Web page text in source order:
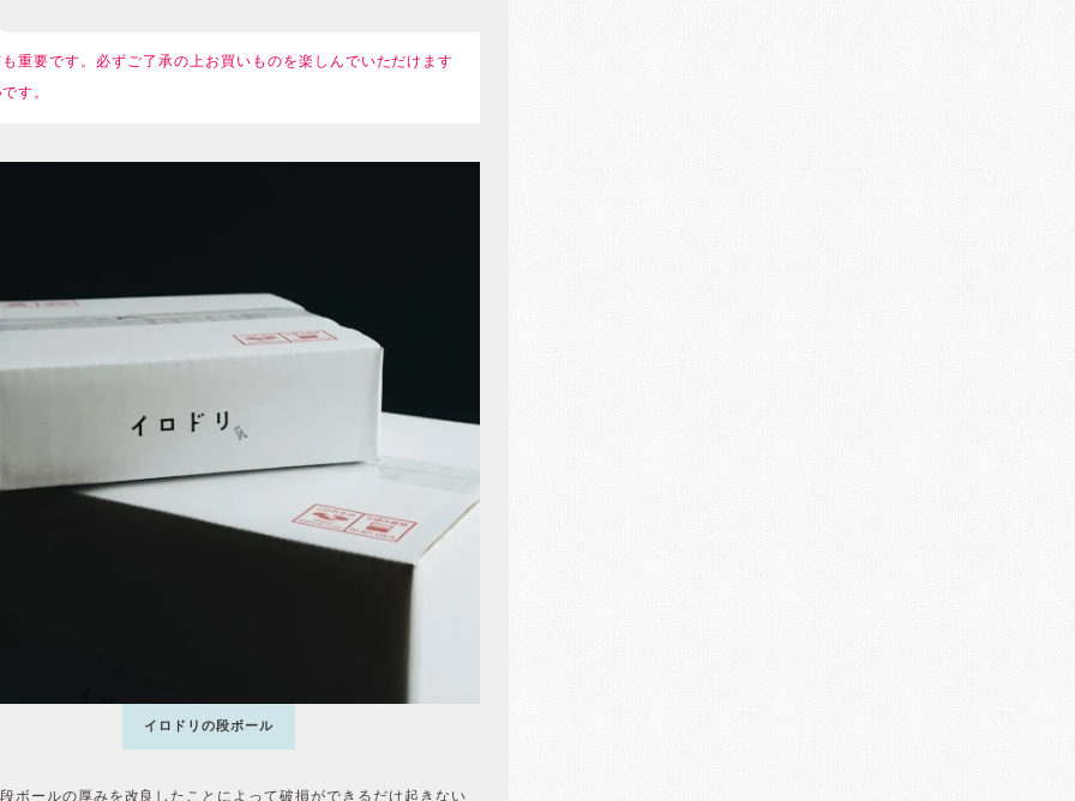
重要です。必ずご了承の上お買いものを楽しんでいただけます
す。
イロドリの段ボール
ボールの厚みを改良したことによって破損ができるだけ起きない